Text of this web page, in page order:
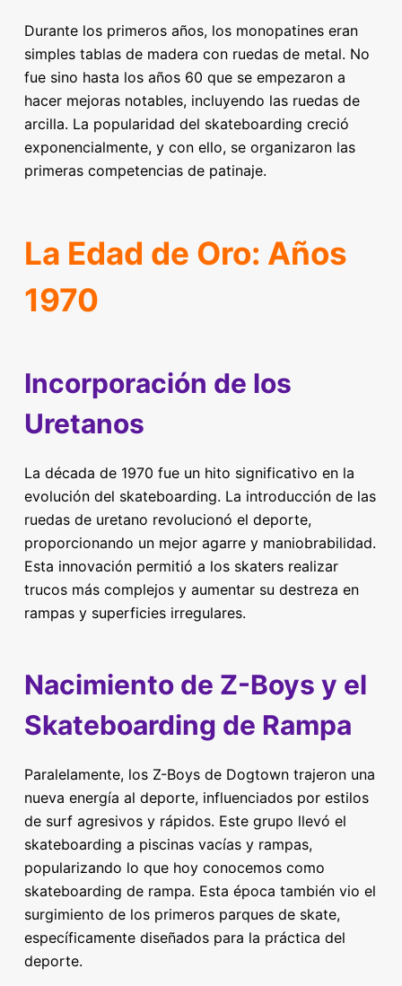
Durante los primeros años, los monopatines eran
simples tablas de madera con ruedas de metal. No
fue sino hasta los años 60 que se empezaron a
hacer mejoras notables, incluyendo las ruedas de
arcilla. La popularidad del skateboarding creció
exponencialmente, y con ello, se organizaron las
primeras competencias de patinaje.
La Edad de Oro: Años
1970
Incorporación de los
Uretanos
La década de 1970 fue un hito significativo en la
evolución del skateboarding. La introducción de las
ruedas de uretano revolucionó el deporte,
proporcionando un mejor agarre y maniobrabilidad.
Esta innovación permitió a los skaters realizar
trucos más complejos y aumentar su destreza en
rampas y superficies irregulares.
Nacimiento de Z-Boys y el
Skateboarding de Rampa
Paralelamente, los Z-Boys de Dogtown trajeron una
nueva energía al deporte, influenciados por estilos
de surf agresivos y rápidos. Este grupo llevó el
skateboarding a piscinas vacías y rampas,
popularizando lo que hoy conocemos como
skateboarding de rampa. Esta época también vio el
surgimiento de los primeros parques de skate,
específicamente diseñados para la práctica del
deporte.